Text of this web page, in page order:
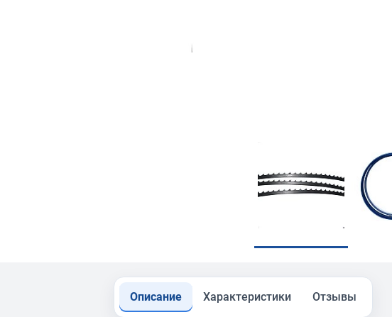
Описание Характеристики Отзывы